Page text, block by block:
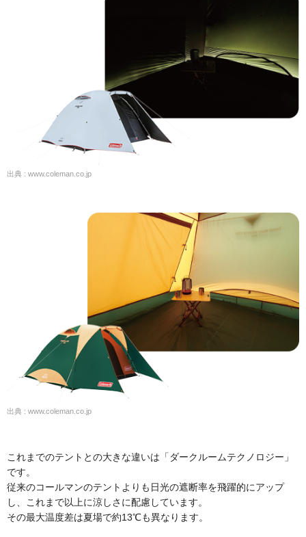
出典 : www.coleman.co.jp
出典 : www.coleman.co.jp
これまでのテントとの大きな違いは「ダークルームテクノロジー」
です。
従来のコールマンのテントよりも日光の遮断率を飛躍的にアップ
し、これまで以上に涼しさに配慮しています。
その最大温度差は夏場で約13℃も異なります。